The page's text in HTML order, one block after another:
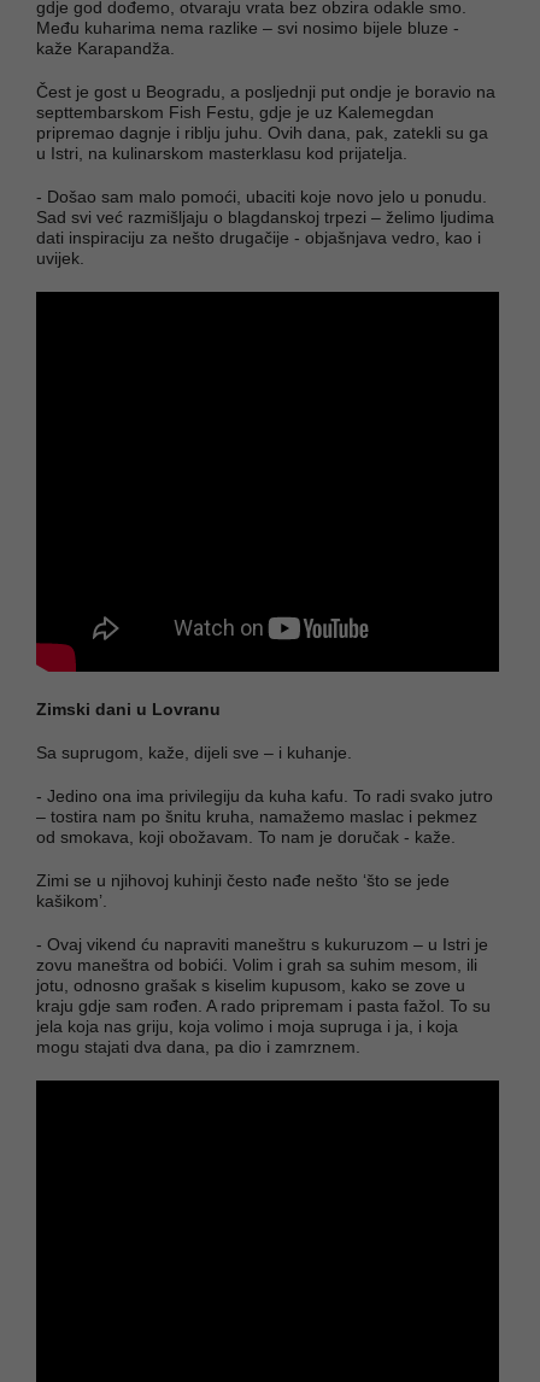
gdje god dođemo, otvaraju vrata bez obzira odakle smo.
Među kuharima nema razlike – svi nosimo bijele bluze -
kaže Karapandža.
Čest je gost u Beogradu, a posljednji put ondje je boravio na
septtembarskom Fish Festu, gdje je uz Kalemegdan
pripremao dagnje i riblju juhu. Ovih dana, pak, zatekli su ga
u Istri, na kulinarskom masterklasu kod prijatelja.
- Došao sam malo pomoći, ubaciti koje novo jelo u ponudu.
Sad svi već razmišljaju o blagdanskoj trpezi – želimo ljudima
dati inspiraciju za nešto drugačije - objašnjava vedro, kao i
uvijek.
Zimski dani u Lovranu
Sa suprugom, kaže, dijeli sve – i kuhanje.
- Jedino ona ima privilegiju da kuha kafu. To radi svako jutro
– tostira nam po šnitu kruha, namažemo maslac i pekmez
od smokava, koji obožavam. To nam je doručak - kaže.
Zimi se u njihovoj kuhinji često nađe nešto ‘što se jede
kašikom’.
- Ovaj vikend ću napraviti maneštru s kukuruzom – u Istri je
zovu maneštra od bobići. Volim i grah sa suhim mesom, ili
jotu, odnosno grašak s kiselim kupusom, kako se zove u
kraju gdje sam rođen. A rado pripremam i pasta fažol. To su
jela koja nas griju, koja volimo i moja supruga i ja, i koja
mogu stajati dva dana, pa dio i zamrznem.